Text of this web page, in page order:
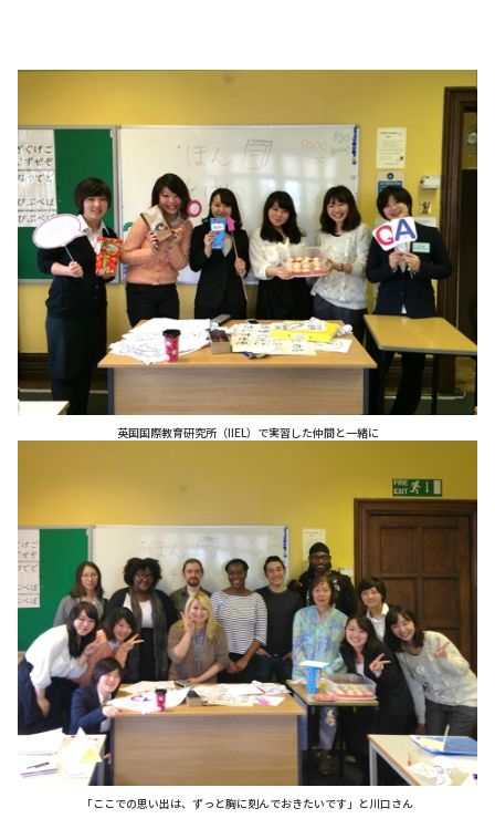
英国国際教育研究所（IIEL）で実習した仲間と一緒に
「ここでの思い出は、ずっと胸に刻んでおきたいです」と川口さん